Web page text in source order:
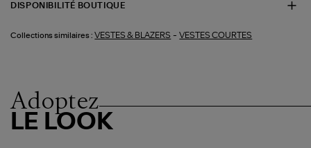
DISPONIBILITÉ BOUTIQUE
Collections similaires : VESTES & BLAZERS -VESTES COURTES
Adoptez
LE LOOK